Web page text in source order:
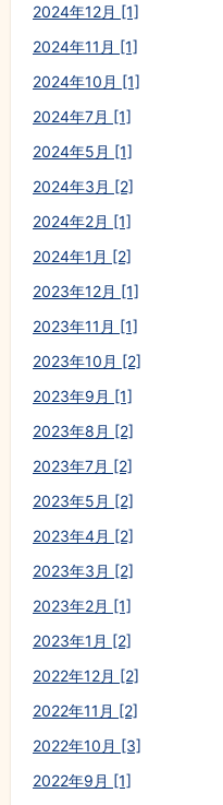
2024年12月 [1]
2024年11月 [1]
2024年10月 [1]
2024年7月 [1]
2024年5月 [1]
2024年3月 [2]
2024年2月 [1]
2024年1月 [2]
2023年12月 [1]
2023年11月 [1]
2023年10月 [2]
2023年9月 [1]
2023年8月 [2]
2023年7月 [2]
2023年5月 [2]
2023年4月 [2]
2023年3月 [2]
2023年2月 [1]
2023年1月 [2]
2022年12月 [2]
2022年11月 [2]
2022年10月 [3]
2022年9月 [1]